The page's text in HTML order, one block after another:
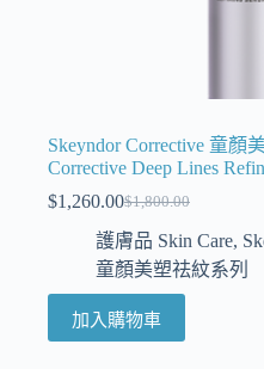
Skeyndor Corrective 童顏
Corrective Deep Lines
$1,800.00
$1,260.00
護膚品 Skin Care,
童顏美塑祛紋系列
加入購物車